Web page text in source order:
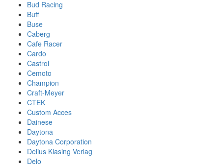
Bud Racing
Buff
Buse
Caberg
Cafe Racer
Cardo
Castrol
Cemoto
Champion
Craft-Meyer
CTEK
Custom Acces
Dainese
Daytona
Daytona Corporation
Delius Klasing Verlag
Delo